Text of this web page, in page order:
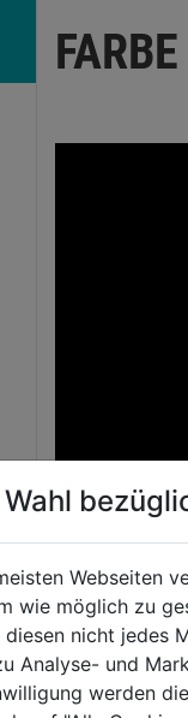
Wahl
Webseiten
wie möglich zu
nicht jedes
Analyse- und
werden